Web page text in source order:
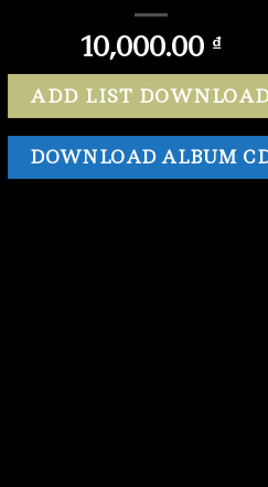
10,000.00 ₫
ADD LIST
DOWNLOAD ALBUM